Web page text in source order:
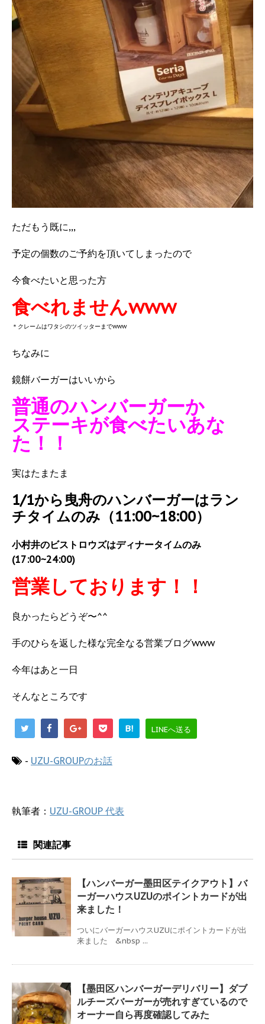
ただもう既に,,,
予定の個数のご予約を頂いてしまったので
今食べたいと思った方
食べれませんwww
＊クレームはワタシのツイッターまでwww
ちなみに
鏡餅バーガーはいいから
普通のハンバーガーか
ステーキが食べたいあな
た！！
実はたまたま
1/1から曳舟のハンバーガーはラン
チタイムのみ（11:00~18:00）
小村井のビストロウズはディナータイムのみ
(17:00~24:00)
営業しております！！
良かったらどうぞ〜^^
手のひらを返した様な完全なる営業ブログwww
今年はあと一日
そんなところです
B! LINEへ送る
- UZU-GROUPのお話
執筆者： UZU-GROUP 代表
関連記事
【ハンバーガー墨田区テイクアウト】バ
ーガーハウスUZUのポイントカードが出
来ました！
ついにバーガーハウスUZUにポイントカードが出
来ました &nbsp ...
【墨田区ハンバーガーデリバリー】ダブ
ルチーズバーガーが売れすぎているので
オーナー自ら再度確認してみた